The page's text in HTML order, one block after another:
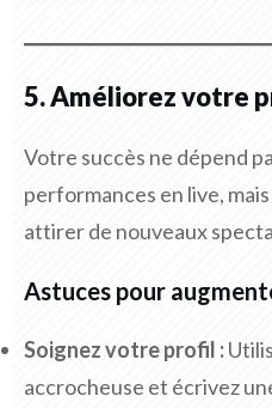
5. Améliorez votre
Votre succès ne dépend
performances en live,
attirer de nouveaux
Astuces pour
Soignez votre profil :
accrocheuse et écrivez